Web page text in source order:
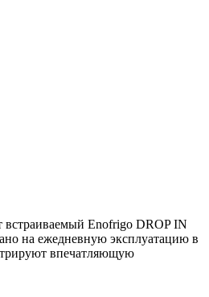
встраиваемый Enofrigo DROP IN
на ежедневную эксплуатацию в
впечатляющую